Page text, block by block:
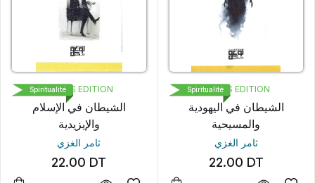
LOGOS EDITION
الشيطان في الإسلام
والإيزيدية
ثامر الغزي
22.00 DT
Spiritualité LOGOS EDITION
الشيطان في اليهودية
والمسيحية
ثامر الغزي
22.00 DT
Spiritualité